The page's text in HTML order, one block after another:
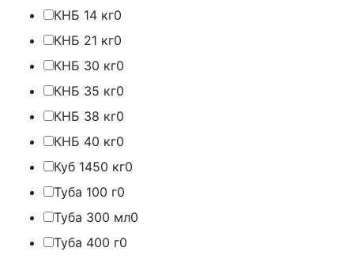
КНБ 14 кг0
КНБ 21 кг0
КНБ 30 кг0
КНБ 35 кг0
КНБ 38 кг0
КНБ 40 кг0
Куб 1450 кг0
Туба 100 г0
Туба 300 мл0
Туба 400 г0